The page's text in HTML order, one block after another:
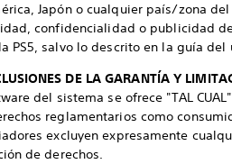
Japón o cualquier país/zona
confidencialidad o publicidad
PS5, salvo lo descrito en la guía
DE LA GARANTÍA Y
del sistema se ofrece "TAL
reglamentarios como
excluyen expresamente
de derechos.